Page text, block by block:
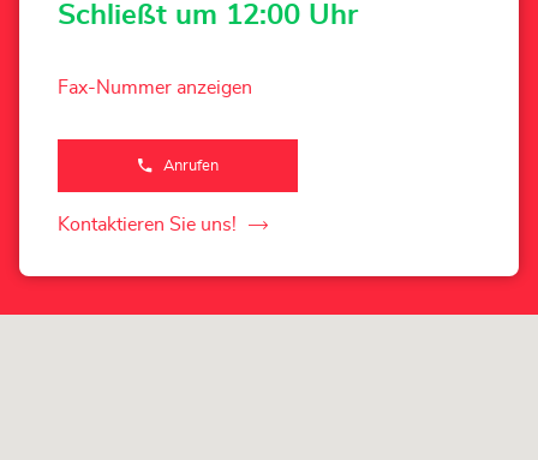
Schließt um 12:00 Uhr
Fax-Nummer anzeigen
Anrufen
der
Store
Kontaktieren Sie uns!
der
Store